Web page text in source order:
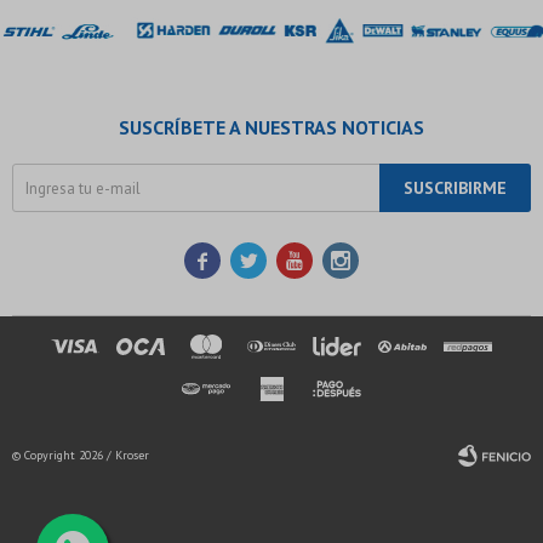
SUSCRÍBETE A NUESTRAS NOTICIAS
SUSCRIBIRME
   
© Copyright 2026 / Kroser